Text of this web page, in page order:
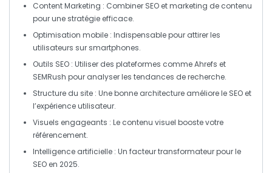
Content Marketing : Combiner SEO etmarketing de contenu
pour une stratégie efficace.
Optimisation mobile : Indispensable pour attirer les
utilisateurs sur smartphones.
Outils SEO : Utiliser des plateformes comme Ahrefs et
SEMRush pour analyser les tendances de recherche.
Structure du site : Une bonne architecture améliore le SEO et
l’expérience utilisateur.
Visuels engageants : Le contenu visuel booste votre
référencement.
Intelligence artificielle : Un facteur transformateur pour le
SEO en 2025.